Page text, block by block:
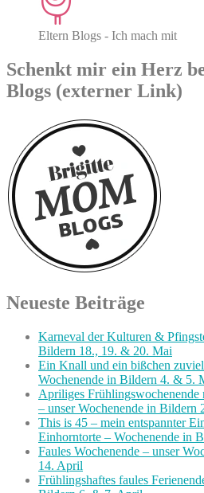
Eltern Blogs - Ich mach mit
Schenkt mir ein Herz
Blogs (externer Link)
Neueste Beiträge
Karneval der Kulturen &
Bildern 18., 19. & 20. Mai
Ein Knall und ein bißchen zuviel
Wochenende in Bildern 4. & 5.
Apriliges
– unser Wochenende in Bildern
This is 45 – mein entspannter
Einhorntorte – Wochenende in
Faules Wochenende – unser
14. April
Frühlingshaftes faules